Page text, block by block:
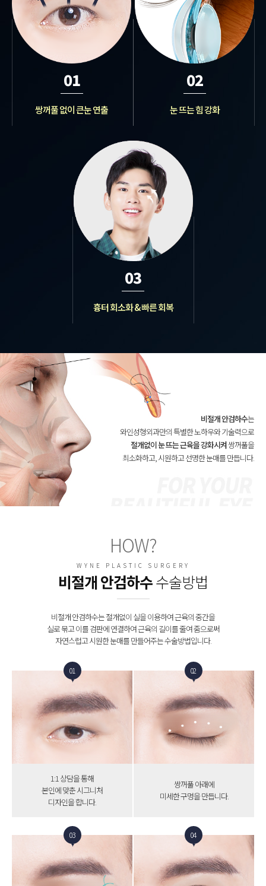
01
쌍꺼풀 없이 큰눈 연출
02
눈 뜨는 힘 강화
03
흉터 회소화 & 빠른 회복
비절개 안검하수는
와인성형외과만의 특별한 노하우와 기술력으로
절개없이 눈 뜨는 근육을 강화시켜쌍꺼풀을
최소화하고, 시원하고 선명한 눈매를 만듭니다.
HOW?
WYNE PLASTIC SURGERY
비절개 안검하수수술방법
비절개 안검하수는 절개없이 실을 이용하여 근육의 중간을
실로 묶고 이를 검판에 연결하여 근육의 길이를 줄여 줌으로써
자연스럽고 시원한 눈매를 만들어주는 수술방법입니다.
01
1:1 상담을 통해
본인에 맞춘 시그니처
디자인을 합니다.
02
쌍꺼풀 아래에
미세한 구멍을 만듭니다.
03 04